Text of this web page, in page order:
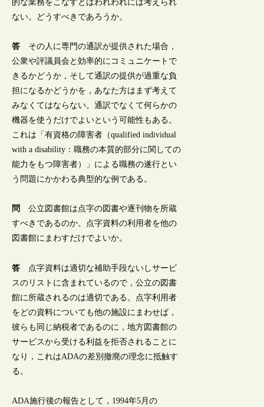
的な業務をこなすとはわれわれには考えられ
ない。どうすべきであろうか。
答 その人に専門の通訳が提供された場合，
公衆や評議員会と効率的にコミュニケートで
きるかどうか，そして通訳の提供が過重な負
担になるかどうかを，あなた方はまず考えて
みなくてはならない。通訳でなくて何らかの
機器を使うだけでよいという可能性もある。
これは「有資格の障害者（qualified individual
with a disability：職務の本質的部分に関しての
能力をもつ障害者）」による職務の遂行とい
う問題にかかわる典型的な例である。
問
公立図書館は点字の図書や逐刊物を所蔵
すべきであるのか。点字資料の利用者を他の
図書館にまわすだけでよいか。
答 点字資料は適切な補助手段ないしサービ
スのリストに含まれているので，公立の図書
館に所蔵されるのは適切である。点字利用者
をどの資料についても他の施設にまわせば，
彼らも同じ納税者であるのに，地方図書館の
サービスから受ける利益を拒否されることに
なり，これはADAの差別撤廃の理念に抵触す
る。
ADA施行後の報告として，1994年5月の